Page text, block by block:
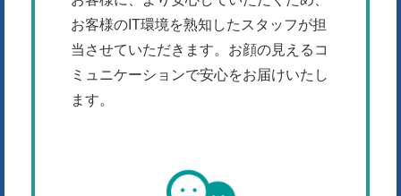
お客様のIT環境を熟知したスタッフが担
当させていただきます。お顔の見えるコ
ミュニケーションで安心をお届けいたし
ます。